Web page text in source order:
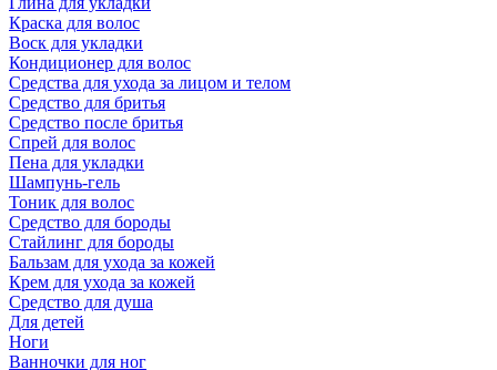
Краска для волос
Воск для укладки
Кондиционер для волос
Средства для ухода за лицом и телом
Средство для бритья
Средство после бритья
Спрей для волос
Пена для укладки
Шампунь-гель
Тоник для волос
Средство для бороды
Стайлинг для бороды
Бальзам для ухода за кожей
Крем для ухода за кожей
Средство для душа
Для детей
Ноги
Ванночки для ног